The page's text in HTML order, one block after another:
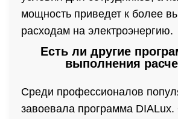
мощность приведет к более
расходам на электроэнергию.
Есть ли другие
выполнения
Среди профессионалов
завоевала программа